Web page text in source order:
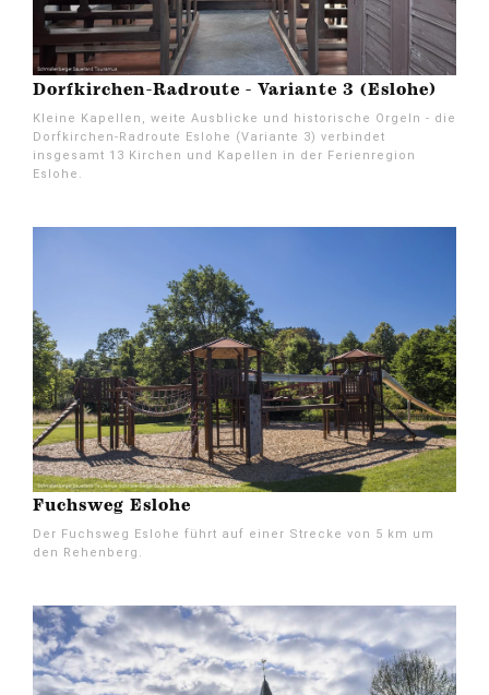
Dorfkirchen-Radroute - Variante 3 (Eslohe)
Kleine Kapellen, weite Ausblicke und historische Orgeln - die
Dorfkirchen-Radroute Eslohe (Variante 3) verbindet
insgesamt 13 Kirchen und Kapellen in der Ferienregion
Eslohe.
Fuchsweg Eslohe
Der Fuchsweg Eslohe führt auf einer Strecke von 5 km um
den Rehenberg.